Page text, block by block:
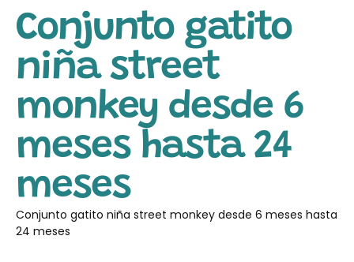
Conjunto gatito
niña street
monkey desde 6
meses hasta 24
meses
Conjunto gatito niña street monkey desde 6 meses hasta
24 meses